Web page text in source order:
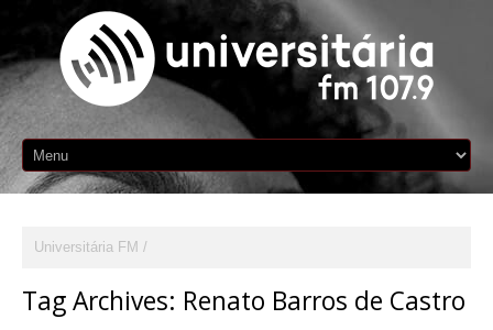
Universitária FM
Tag Archives: Renato Barros de Castro